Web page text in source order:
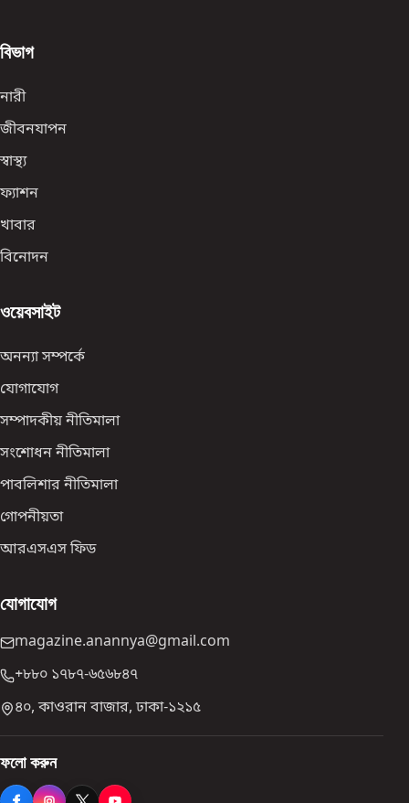
বিভাগ
নারী
জীবনযাপন
স্বাস্থ্য
ফ্যাশন
খাবার
বিনোদন
ওয়েবসাইট
অনন্যা সম্পর্কে
যোগাযোগ
সম্পাদকীয় নীতিমালা
সংশোধন নীতিমালা
পাবলিশার নীতিমালা
গোপনীয়তা
আরএসএস ফিড
যোগাযোগ
magazine.anannya@gmail.com
+৮৮০ ১৭৮৭-৬৫৬৮৪৭
৪০, কাওরান বাজার, ঢাকা-১২১৫
ফলো করুন